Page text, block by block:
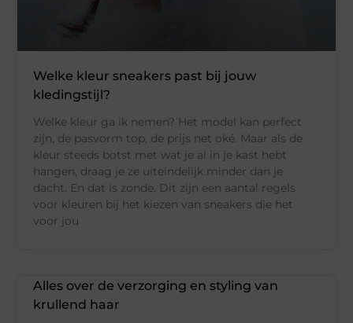
Welke kleur sneakers past bij jouw
kledingstijl?
Welke kleur ga ik nemen? Het model kan perfect
zijn, de pasvorm top, de prijs net oké. Maar als de
kleur steeds botst met wat je al in je kast hebt
hangen, draag je ze uiteindelijk minder dan je
dacht. En dat is zonde. Dit zijn een aantal regels
voor kleuren bij het kiezen van sneakers die het
voor jou
Alles over de verzorging en styling van
krullend haar